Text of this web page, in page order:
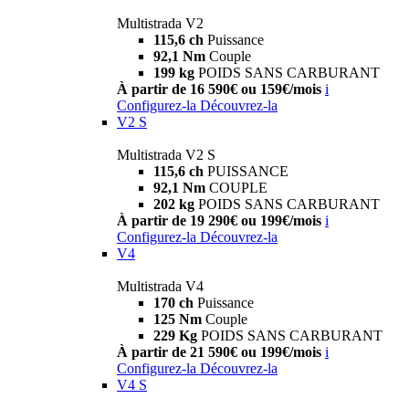
Multistrada V2
115,6 ch Puissance
92,1 Nm Couple
199 kg POIDS SANS CARBURANT
À partir de 16 590€ ou 159€/mois i
Configurez-la Découvrez-la
V2 S
Multistrada V2 S
115,6 ch PUISSANCE
92,1 Nm COUPLE
202 kg POIDS SANS CARBURANT
À partir de 19 290€ ou 199€/mois i
Configurez-la Découvrez-la
V4
Multistrada V4
170 ch Puissance
125 Nm Couple
229 Kg POIDS SANS CARBURANT
À partir de 21 590€ ou 199€/mois i
Configurez-la Découvrez-la
V4 S